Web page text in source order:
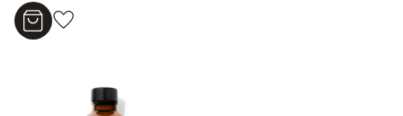
Aggiungi al carrello